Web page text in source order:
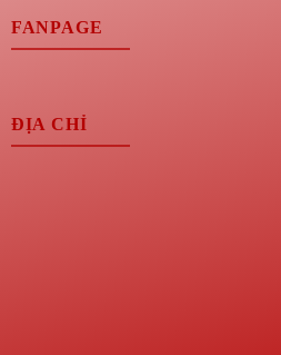
FANPAGE
ĐỊA CHỈ